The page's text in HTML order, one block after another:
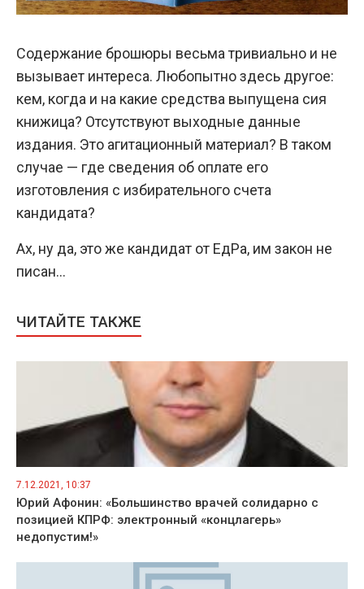
Содержание брошюры весьма тривиально и не
вызывает интереса. Любопытно здесь другое:
кем, когда и на какие средства выпущена сия
книжица? Отсутствуют выходные данные
издания. Это агитационный материал? В таком
случае — где сведения об оплате его
изготовления с избирательного счета
кандидата?
Ах, ну да, это же кандидат от ЕдРа, им закон не
писан…
ЧИТАЙТЕ ТАКЖЕ
7.12.2021, 10:37
Юрий Афонин: «Большинство врачей солидарно с
позицией КПРФ: электронный «концлагерь»
недопустим!»